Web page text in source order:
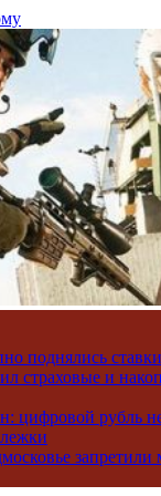
поднялись
страховые и
цифровой рубль не
запретили